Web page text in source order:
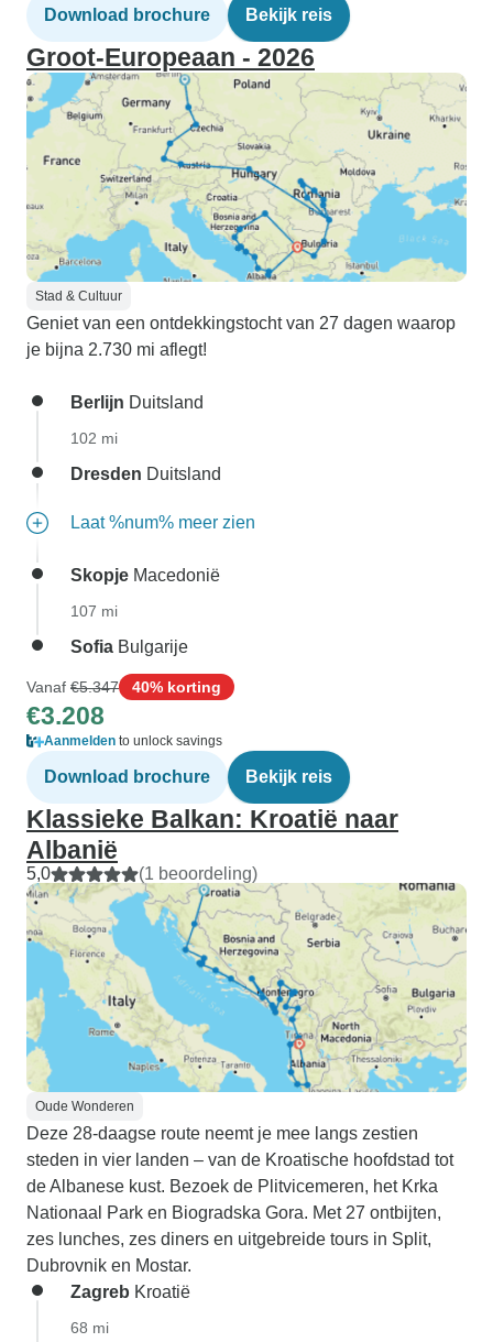
Download brochure Bekijk reis
Groot-Europeaan - 2026
Stad & Cultuur
Geniet van een ontdekkingstocht van 27 dagen waarop
je bijna 2.730 mi aflegt!
Berlijn Duitsland
102 mi
Dresden Duitsland
Laat %num% meer zien
Skopje Macedonië
107 mi
Sofia Bulgarije
Vanaf €5.347 40% korting
€3.208
Aanmelden to unlock savings
Download brochure Bekijk reis
Klassieke Balkan: Kroatië naar
Albanië
5,0 (1 beoordeling)
Oude Wonderen
Deze 28-daagse route neemt je mee langs zestien
steden in vier landen – van de Kroatische hoofdstad tot
de Albanese kust. Bezoek de Plitvicemeren, het Krka
Nationaal Park en Biogradska Gora. Met 27 ontbijten,
zes lunches, zes diners en uitgebreide tours in Split,
Dubrovnik en Mostar.
Zagreb Kroatië
68 mi